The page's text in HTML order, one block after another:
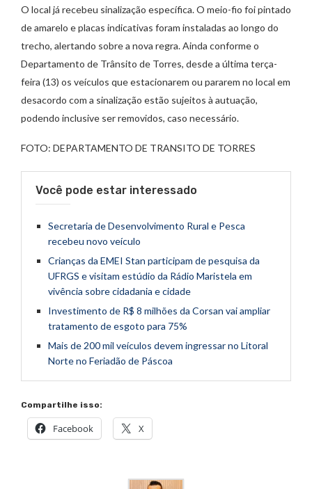
O local já recebeu sinalização específica. O meio-fio foi pintado
de amarelo e placas indicativas foram instaladas ao longo do
trecho, alertando sobre a nova regra. Ainda conforme o
Departamento de Trânsito de Torres, desde a última terça-
feira (13) os veículos que estacionarem ou pararem no local em
desacordo com a sinalização estão sujeitos à autuação,
podendo inclusive ser removidos, caso necessário.
FOTO: DEPARTAMENTO DE TRANSITO DE TORRES
Você pode estar interessado
Secretaria de Desenvolvimento Rural e Pesca
recebeu novo veículo
Crianças da EMEI Stan participam de pesquisa da
UFRGS e visitam estúdio da Rádio Maristela em
vivência sobre cidadania e cidade
Investimento de R$ 8 milhões da Corsan vai ampliar
tratamento de esgoto para 75%
Mais de 200 mil veículos devem ingressar no Litoral
Norte no Feriadão de Páscoa
Compartilhe isso:
Facebook X